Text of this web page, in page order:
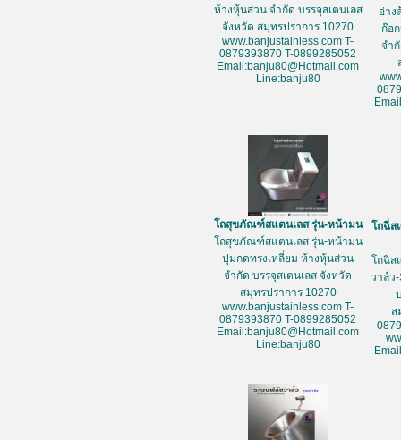
ห้างหุ้นส่วน จำกัด บรรจุสเตนเลส
จังหวัด สมุทรปราการ 10270
www.banjustainless.com T-
0879393870 T-0899285052
Email:banju80@Hotmail.com
Line:banju80
อ่าง
ก๊อ
จำ
โถสุขภัณฑ์สแตนเลส รุ่น-หน้ามน
โถสุขภัณฑ์สแตนเลส รุ่น-หน้ามน
ปุ่มกดทรงเหลี่ยม ห้างหุ้นส่วน
จำกัด บรรจุสเตนเลส จังหวัด
สมุทรปราการ 10270
www.banjustainless.com T-
0879393870 T-0899285052
Email:banju80@Hotmail.com
Line:banju80
โถฉี่ส
โถฉี่ส
วาล์ว
ส